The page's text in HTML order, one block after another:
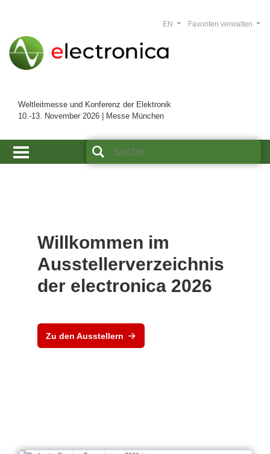
Weltleitmesse und Konferenz der Elektronik
10.-13. November 2026 | Messe München
Favoriten verwalten
EN
Willkommen im
Ausstellerverzeichnis
der electronica 2026
Zu den Ausstellern